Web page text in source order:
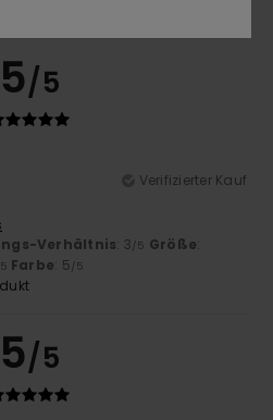
5/5
Verifizierter Kauf
Verhältnis: 3 /5 Größe:
Farbe: 5 /5
5/5